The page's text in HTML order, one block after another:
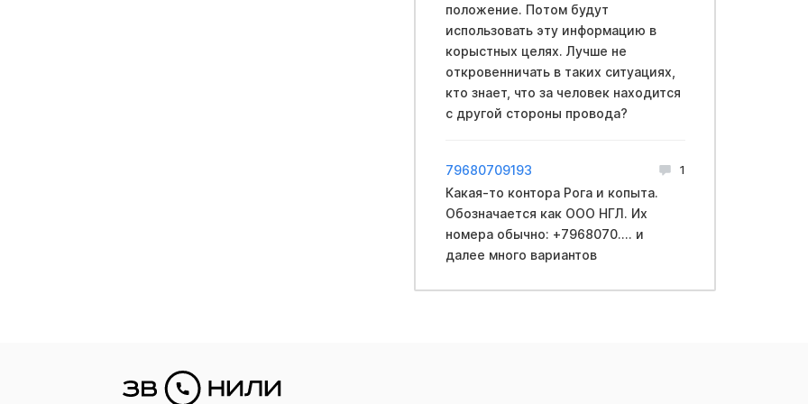
положение. Потом будут
использовать эту информацию в
корыстных целях. Лучше не
откровенничать в таких ситуациях,
кто знает, что за человек находится
с другой стороны провода?
79680709193 1
Какая-то контора Рога и копыта.
Обозначается как ООО НГЛ. Их
номера обычно: +7968070.... и
далее много вариантов